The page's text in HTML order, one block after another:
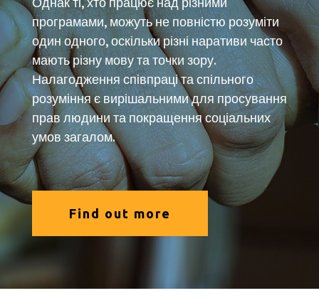
програмами, можуть не повністю розуміти
один одного, оскільки різні наративи часто
мають різну мову та точки зору.
Налагодження співпраці та спільного
розуміння є вирішальними для просування
прав людини та покращення соціальних
умов загалом.
Find out more